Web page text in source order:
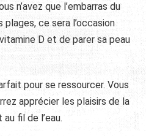
n’avez que l’embarras du
ce sera l’occasion
D et de parer sa peau
pour se ressourcer. Vous
apprécier les plaisirs de la
fil de l’eau.